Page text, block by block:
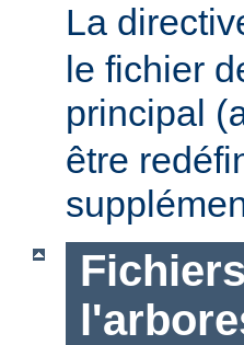
La
le fichier
principal (
être